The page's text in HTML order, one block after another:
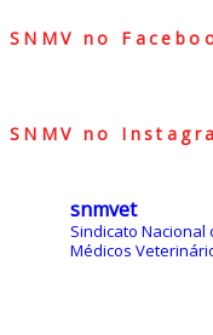
SNMV no
SNMV no
snmvet
Sindicato
Médicos